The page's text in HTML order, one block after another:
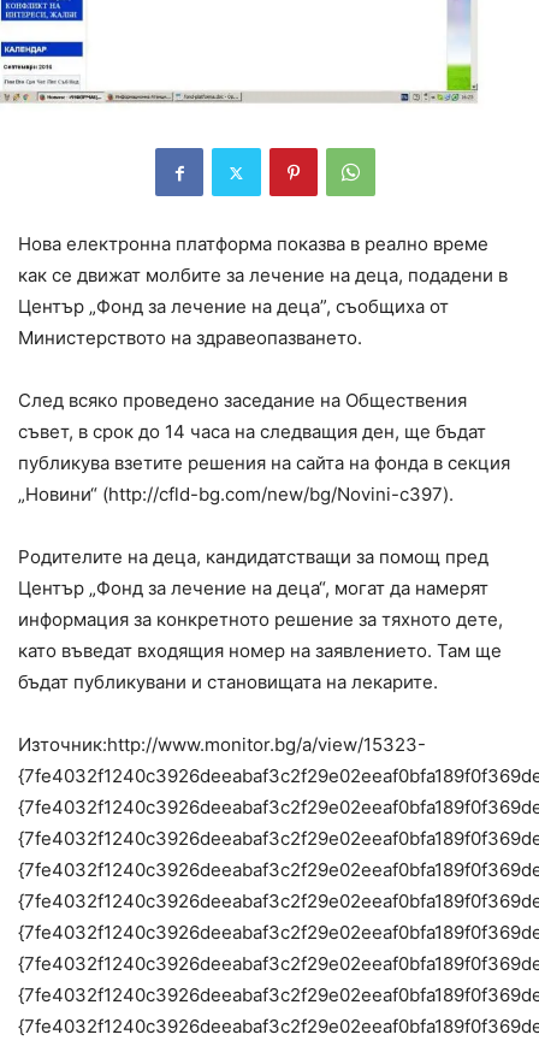
Нова електронна платформа показва в реално време
как се движат молбите за лечение на деца, подадени в
Център „Фонд за лечение на деца”, съобщиха от
Министерството на здравеопазването.
След всяко проведено заседание на Обществения
съвет, в срок до 14 часа на следващия ден, ще бъдат
публикува взетите решения на сайта на фонда в секция
„Новини“ (http://cfld-bg.com/new/bg/Novini-c397).
Родителите на деца, кандидатстващи за помощ пред
Център „Фонд за лечение на деца“, могат да намерят
информация за конкретното решение за тяхното дете,
като въведат входящия номер на заявлението. Там ще
бъдат публикувани и становищата на лекарите.
Източник:http://www.monitor.bg/a/view/15323-